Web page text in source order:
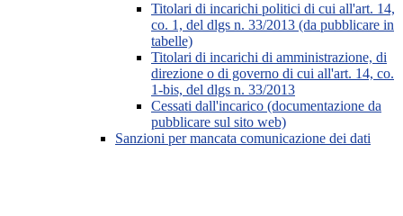
Titolari di incarichi politici di cui all'art. 14,
co. 1, del dlgs n. 33/2013 (da pubblicare in
tabelle)
Titolari di incarichi di amministrazione, di
direzione o di governo di cui all'art. 14, co.
1-bis, del dlgs n. 33/2013
Cessati dall'incarico (documentazione da
pubblicare sul sito web)
Sanzioni per mancata comunicazione dei dati